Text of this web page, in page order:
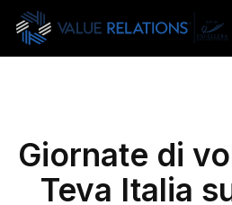
Skip
main
Giornate di
Teva Italia